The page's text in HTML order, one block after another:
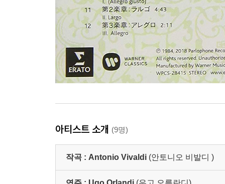
아티스트 소개 (9명)
작곡 : Antonio Vivaldi (안토니오 비발디 )